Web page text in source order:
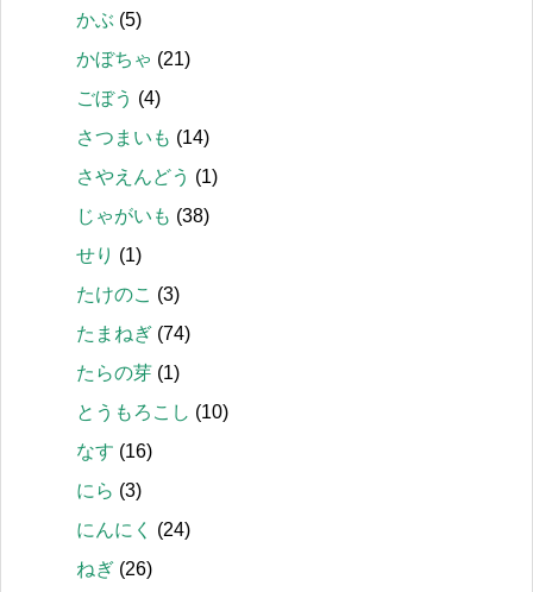
かぶ (5)
かぼちゃ (21)
ごぼう (4)
さつまいも (14)
さやえんどう (1)
じゃがいも (38)
せり (1)
たけのこ (3)
たまねぎ (74)
たらの芽 (1)
とうもろこし (10)
なす (16)
にら (3)
にんにく
(24)
ねぎ (26)